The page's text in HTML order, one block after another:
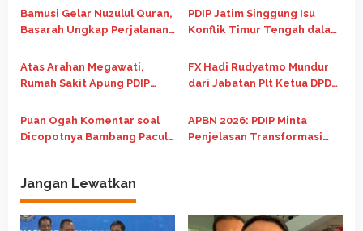
p
o
s
Masih Lokal
RUU TNI
Bamusi Gelar Nuzulul Quran,
Basarah Ungkap Perjalanan
PDIP Jatim Singgung Isu
Konflik Timur Tengah dalam
Atas Arahan Megawati,
Rumah Sakit Apung PDIP
Terdampak Bencana
Sumatera
FX Hadi Rudyatmo Mundur
dari Jabatan Plt Ketua DPD
Puan Ogah Komentar soal
Dicopotnya Bambang Pacul:
APBN 2026: PDIP Minta
Penjelasan Transformasi
Jangan Lewatkan